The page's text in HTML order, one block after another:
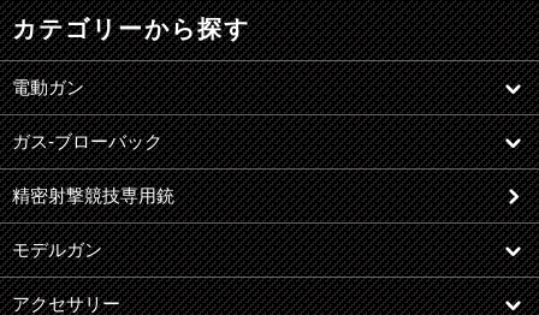
カテゴリーから探す
電動ガン
ガス-ブローバック
精密射撃競技専用銃
モデルガン
アクセサリー